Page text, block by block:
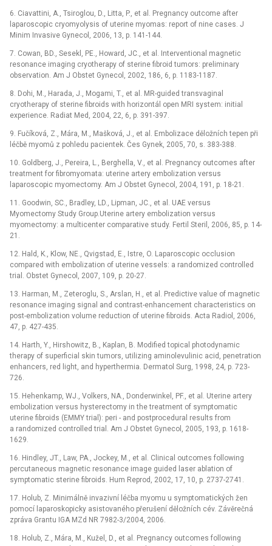
6. Ciavattini, A., Tsiroglou, D., Litta, P., et al. Pregnancy outcome after
laparoscopic cryomyolysis of uterine myomas: report of nine cases. J
Minim Invasive Gynecol, 2006, 13, p. 141-144.
7. Cowan, BD., Sesekl, PE., Howard, JC., et al. Interventional magnetic
resonance imaging cryotherapy of sterine fibroid tumors: preliminary
observation. Am J Obstet Gynecol, 2002, 186, 6, p. 1183-1187.
8. Dohi, M., Harada, J., Mogami, T., et al. MR-guided transvaginal
cryotherapy of sterine fibroids with horizontál open MRI system: initial
experience. Radiat Med, 2004, 22, 6, p. 391-397.
9. Fučíková, Z., Mára, M., Mašková, J., et al. Embolizace děložních tepen při
léčbě myomů z pohledu pacientek. Čes Gynek, 2005, 70, s. 383-388.
10. Goldberg, J., Pereira, L., Berghella, V., et al. Pregnancy outcomes after
treatment for fibromyomata: uterine artery embolization versus
laparoscopic myomectomy. Am J Obstet Gynecol, 2004, 191, p. 18-21.
11. Goodwin, SC., Bradley, LD., Lipman, JC., et al. UAE versus
Myomectomy Study Group.Uterine artery embolization versus
myomectomy: a multicenter comparative study. Fertil Steril, 2006, 85, p. 14-
21.
12. Hald, K., Klow, NE., Qvigstad, E., Istre, O. Laparoscopic occlusion
compared with embolization of uterine vessels: a randomized controlled
trial. Obstet Gynecol, 2007, 109, p. 20-27.
13. Harman, M., Zeteroglu, S., Arslan, H., et al. Predictive value of magnetic
resonance imaging signal and contrast-enhancement characteristics on
post-embolization volume reduction of uterine fibroids. Acta Radiol, 2006,
47, p. 427-435.
14. Harth, Y., Hirshowitz, B., Kaplan, B. Modified topical photodynamic
therapy of superficial skin tumors, utilizing aminolevulinic acid, penetration
enhancers, red light, and hyperthermia. Dermatol Surg, 1998, 24, p. 723-
726.
15. Hehenkamp, WJ., Volkers, NA., Donderwinkel, PF., et al. Uterine artery
embolization versus hysterectomy in the treatment of symptomatic
uterine fibroids (EMMY trial): peri -⁠ and postprocedural results from
a randomized controlled trial. Am J Obstet Gynecol, 2005, 193, p. 1618-
1629.
16. Hindley, JT., Law, PA., Jockey, M., et al. Clinical outcomes following
percutaneous magnetic resonance image guided laser ablation of
symptomatic sterine fibroids. Hum Reprod, 2002, 17, 10, p. 2737-2741.
17. Holub, Z. Minimálně invazivní léčba myomu u symptomatických žen
pomocí laparoskopicky asistovaného přerušení děložních cév. Závěrečná
zpráva Grantu IGA MZd NR 7982-3/2004, 2006.
18. Holub, Z., Mára, M., Kužel, D., et al. Pregnancy outcomes following